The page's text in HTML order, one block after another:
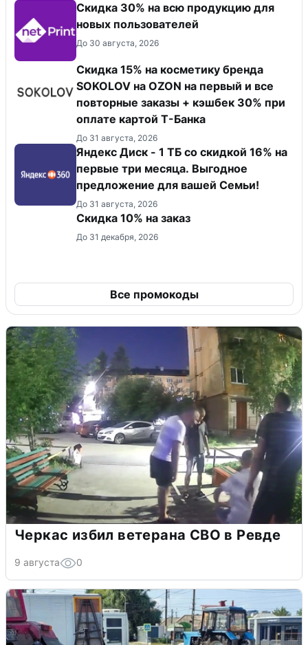
Скидка 30% на всю продукцию для
новых пользователей
До 30 августа, 2026
Скидка 15% на косметику бренда
SOKOLOV на OZON на первый и все
повторные заказы + кэшбек 30% при
оплате картой Т-Банка
До 31 августа, 2026
Яндекс Диск - 1 ТБ со скидкой 16% на
первые три месяца. Выгодное
предложение для вашей Семьи!
До 31 августа, 2026
Скидка 10% на заказ
До 31 декабря, 2026
Все промокоды
Черкас избил ветерана СВО в Ревде
9 августа 0